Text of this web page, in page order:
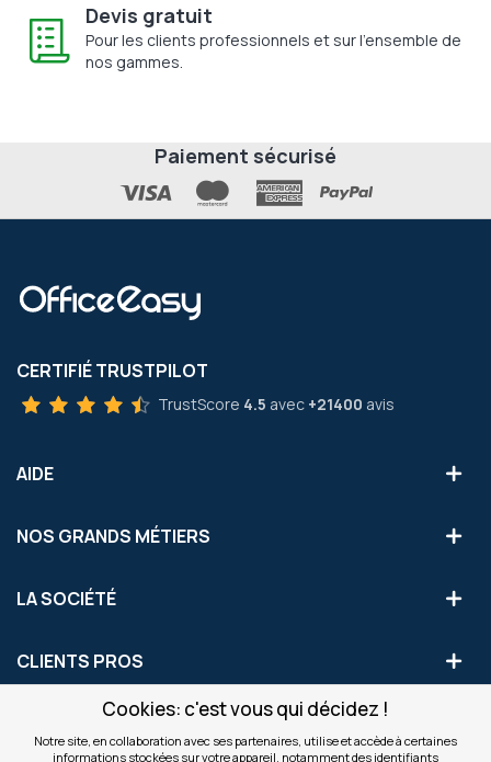
Cookies: c'est vous qui décidez !
Notre site, en collaboration avec ses partenaires, utilise et accède à certaines
informations stockées sur votre appareil, notamment des identifiants
Devis gratuit
Pour les clients professionnels et sur l'ensemble de
nos gammes.
Paiement sécurisé
CERTIFIÉ TRUSTPILOT
TrustScore 4.5 avec +21400 avis
AIDE
NOS GRANDS MÉTIERS
LA SOCIÉTÉ
CLIENTS PROS
S'INSCRIRE AUX OFFRES COMMERCIALES